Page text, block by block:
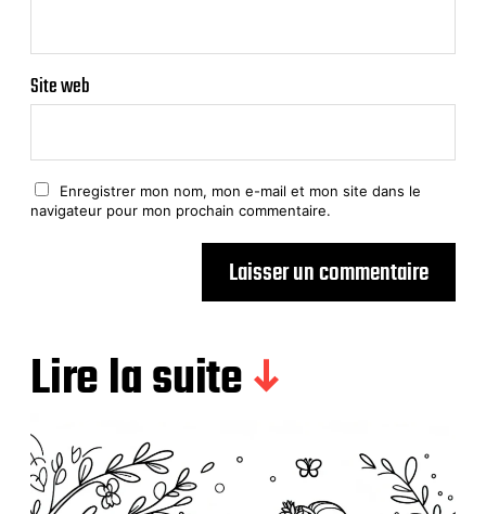
Site web
Enregistrer mon nom, mon e-mail et mon site dans le
navigateur pour mon prochain commentaire.
Lire la suite